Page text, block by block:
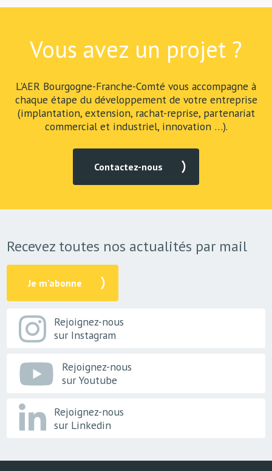
Vous avez un projet ?
L'AER Bourgogne-Franche-Comté vous accompagne à
chaque étape du développement de votre entreprise
(implantation, extension, rachat-reprise, partenariat
commercial et industriel, innovation …).
Contactez-nous
Recevez toutes nos actualités par mail
Je m'abonne
Rejoignez-nous
sur Instagram
Rejoignez-nous
sur Youtube
Rejoignez-nous
sur Linkedin